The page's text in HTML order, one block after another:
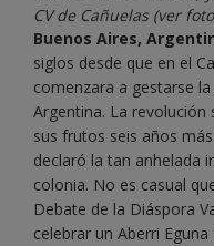
CV de Cañuelas (ver
Buenos Aires,
siglos desde que en el
comenzara a gestarse
Argentina. La
sus frutos seis años
declaró la tan anhelada
colonia. No es casual
Debate de la Diáspora
celebrar un Aberri